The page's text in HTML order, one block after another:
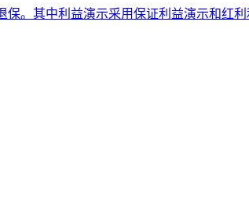
。其中利益演示采用保证利益演示和红